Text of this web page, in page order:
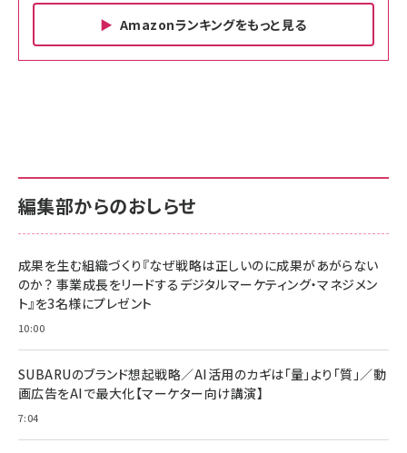
Amazonランキングをもっと見る
￥880
anan(アンアン)2026/06/24号 No.2500増刊
スペシャルエディション[王道エンタメの矜持／
￥1,100
anan(アンアン)2026/07/08号 No.2502[2026
￥880
ママ投資家が育休中に１億貯めた株式投資
サポート正規品 メーカー保証5年 KLMEA128G
NIMASO ガラスフィルム iPhone 17 用 保護フィ
すい ガイド枠付き いPhone17 (6.3インチ) 対応
2枚セット DSP25F1698
￥1,599
￥6,980
全ワイヤレスイヤホン/アクティブノイズキャンセリ
サポート正規品 メーカー保証5年 KLMEA128G
Amazon eギフトカード - Amazonロゴ - クラ
￥5,000
Anker PowerLine III Flow USB-C & USB-C
Pro/Air 各種対応 (1.8m ミッドナイトブラック)
￥1,890
編集部からのおしらせ
成果を生む組織づくり『なぜ戦略は正しいのに成果があがらない
のか？ 事業成長をリードするデジタルマーケティング・マネジメン
ト』を3名様にプレゼント
10:00
SUBARUのブランド想起戦略／AI活用のカギは「量」より「質」／動
画広告をAIで最大化【マーケター向け講演】
7:04